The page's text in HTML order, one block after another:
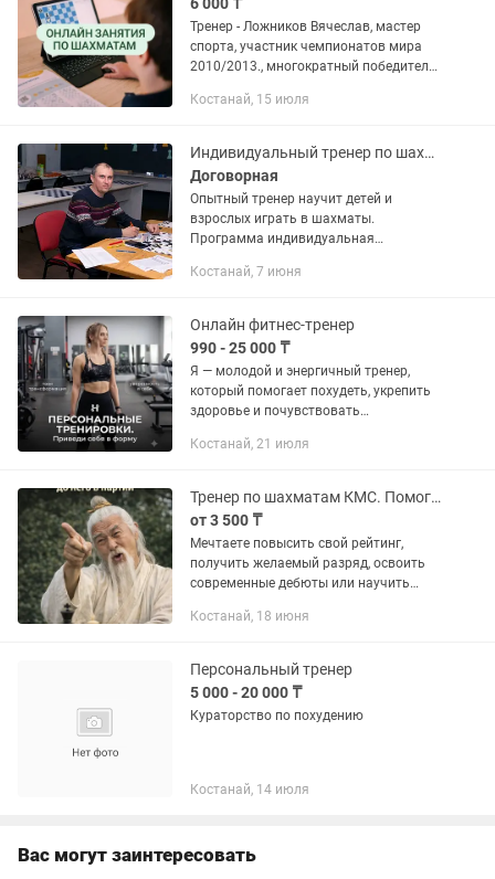
Тренер - Ложников Вячеслав, мастер
спорта, участник чемпионатов мира
2010/2013., многократный победитель
международных соревнований. . Опыт
Костанай, 15 июля
Индивидуальный тренер по шахматам
Договорная
Опытный тренер научит детей и
взрослых играть в шахматы.
Программа индивидуальная
Приглашаем всех желающих
Костанай, 7 июня
Онлайн фитнес-тренер
990 - 25 000 ₸
Я — молодой и энергичный тренер,
который помогает похудеть, укрепить
здоровье и почувствовать
клиента создаю индивидуальные
Костанай, 21 июля
Тренер по шахматам КМС. Помогу улучшить уровень игры
от 3 500 ₸
Мечтаете повысить свой рейтинг,
получить желаемый разряд, освоить
современные дебюты или научить
Давайте заниматься! Меня зовут
и...
Костанай, 18 июня
Персональный тренер
5 000 - 20 000 ₸
Кураторство по похудению
Костанай, 14 июля
Вас могут заинтересовать